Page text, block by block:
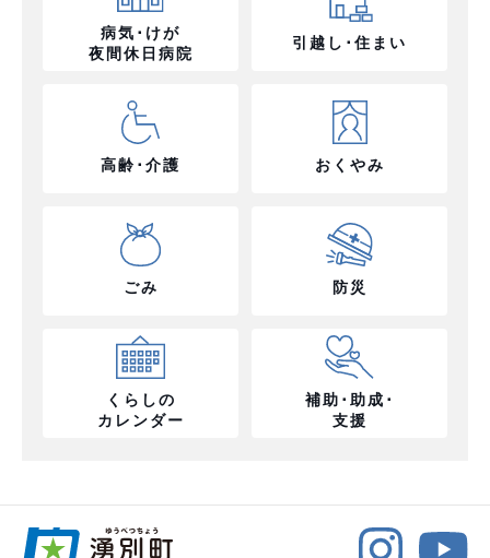
病気･けが
夜間休日病院
引越し･住まい
高齢･介護 おくやみ
ごみ 防災
くらしの
カレンダー
補助･助成･
支援